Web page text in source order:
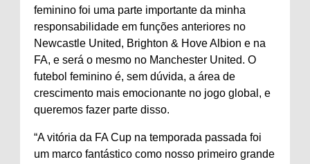
feminino foi uma parte importante da minha
responsabilidade em funções anteriores no
Newcastle United, Brighton & Hove Albion e na
FA, e será o mesmo no Manchester United. O
futebol feminino é, sem dúvida, a área de
crescimento mais emocionante no jogo global, e
queremos fazer parte disso.
“A vitória da FA Cup na temporada passada foi
um marco fantástico como nosso primeiro grande